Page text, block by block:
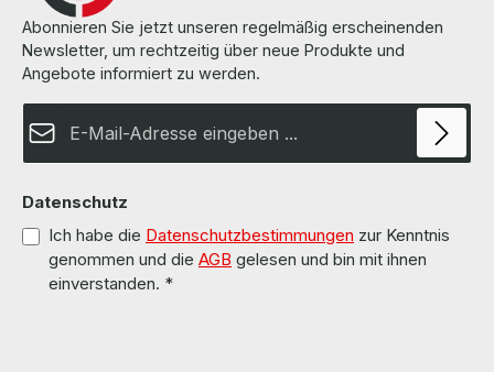
Abonnieren Sie jetzt unseren regelmäßig erscheinenden
Newsletter, um rechtzeitig über neue Produkte und
Angebote informiert zu werden.
Datenschutz
Ich habe die Datenschutzbestimmungen zur Kenntnis
genommen und die AGB gelesen und bin mit ihnen
einverstanden. *